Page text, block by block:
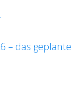
– das geplante